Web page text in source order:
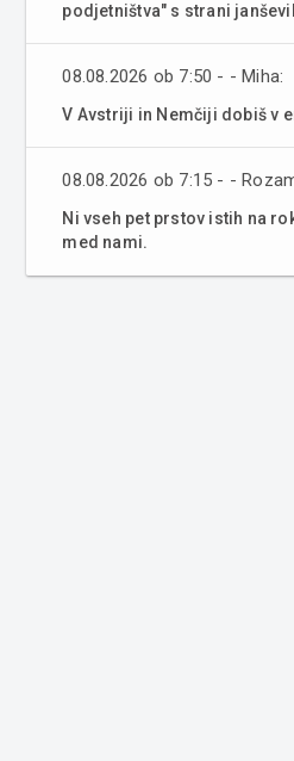
podjetništva" s strani
08.08.2026 ob 7:50 - - Miha:
V Avstriji in Nemčiji dobiš v
08.08.2026 ob 7:15 - -
Ni vseh pet prstov istih na
med nami.